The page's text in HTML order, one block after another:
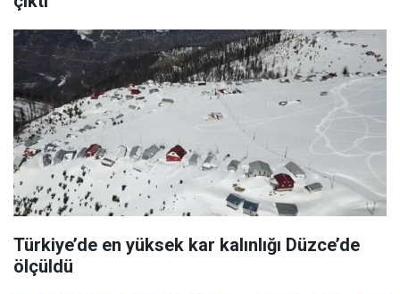
Türkiye’de en yüksek kar kalınlığı Düzce’de
ölçüldü